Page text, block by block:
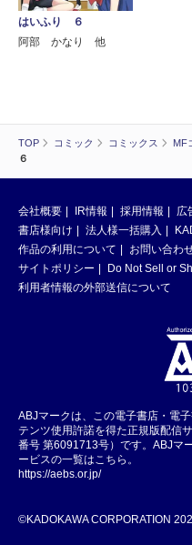
TOP コミック コミックス MF
６
はいふり ６
阿部 かなり 他
会社概要 IR情報 採用情報 広
書店様向け
法人様一括購入
作品の利用について
お問い合わ
サイトポリシー
Do Not Sell or
利用者情報の外部送信について
ABJマークは、この電子書店・電
テンツ使用許諾を得た正規版配信
番号 第6091713号）です。ABJマ
ービスの一覧はこちら。
https://aebs.or.jp/
©KADOKAWA CORPORATION